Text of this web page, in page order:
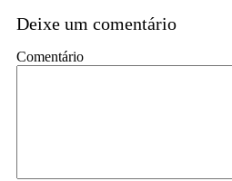
Deixe um comentário
Comentário